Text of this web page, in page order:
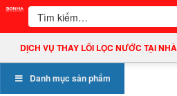
Bỏ
dung
Tìm
kiếm:
DỊCH VỤ THAY LÕI LỌC NƯỚC TẠI NHÀ
Danh mục sản phẩm